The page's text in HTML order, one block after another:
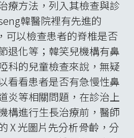
業化與科技化：從這次跟
可以見到他們將韓醫的臨
化。例如慶熙大學分科極
門，專治顏面神經麻痺或
性專屬健康部門，專治女
有韓醫專門檢查部門，將
化，回傳診間電腦；有氣
的人力以及空間，治療患